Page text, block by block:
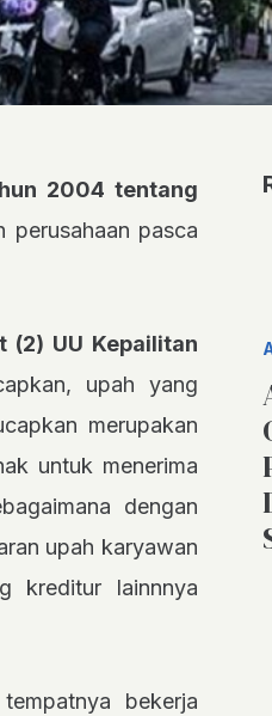
2004 tentang
pasca
(2) UU Kepailitan
upah yang
merupakan
untuk menerima
dengan
upah karyawan
kreditur lainnnya
bekerja